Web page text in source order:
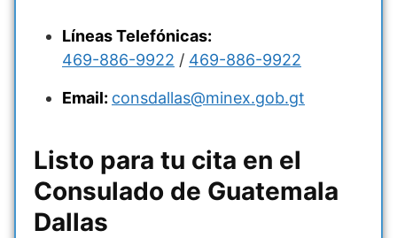
Líneas Telefónicas:
469-886-9922 / 469-886-9922
Email: consdallas@minex.gob.gt
Listo para tu cita en el
Consulado de Guatemala
Dallas